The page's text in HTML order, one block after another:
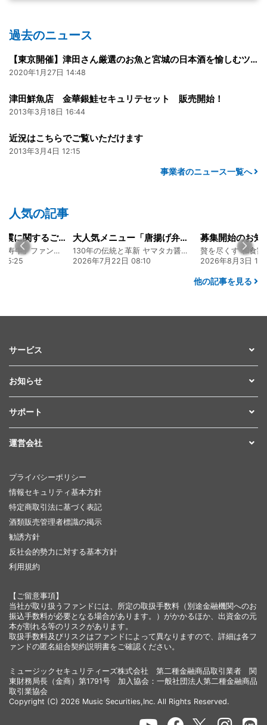
過去のニュース
【東京開催】津田さん厳選のお魚と宮城の日本酒を愉しむツダセンナイトのご案内（2/18）
2020年1月27日 14:48
津田鮮魚店 金華銀鮭セキュリテセット 販売開始！
2013年3月18日 16:44
近況はこちらでご覧いただけます
2013年3月4日 12:15
事業者のニュース一覧へ
人気の記事
大人気メニュー「唐揚げ弁当」のレシピをご紹介します！
130年の伝統と革新 ヤマタカ醤油ファンド
08:10
募集開始のお知らせ
贅を尽くす 和食割烹明徳ファンド
2026年8月3日 16:48
2026年8月5日
他の記事を見る
サービス
お知らせ
サポート
運営会社
プライバシーポリシー
情報セキュリティ基本方針
特定商取引法に基づく表記
酒類販売管理者標識の掲示
勧誘方針
反社会的勢力に対する基本方針
利用規約
【ご留意事項】
当社が取り扱うファンドには、所定の取扱手数料（別途金融機関へのお
振込手数料が必要となる場合があります。）がかかるほか、出資金の元
本が割れる等のリスクがあります。
取扱手数料及びリスクはファンドによって異なりますので、詳細は各フ
ァンドの匿名組合契約説明書をご確認ください。
ミュージックセキュリティーズ株式会社 第二種金融商品取引業者 関
東財務局長（金商）第1791号 加入協会：一般社団法人第二種金融商品
取引業協会
Copyright (C) 2026 Music Securities,Inc. All Rights Reserved.